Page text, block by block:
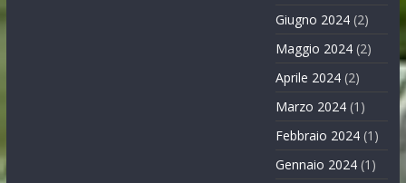
Giugno 2024 (2)
Maggio 2024 (2)
Aprile 2024 (2)
Marzo 2024 (1)
Febbraio 2024 (1)
Gennaio 2024 (1)